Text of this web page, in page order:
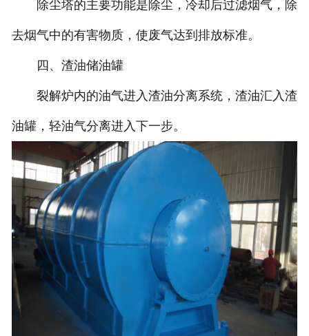
除尘塔的主要功能是除尘，冷却后过滤烟气，除
去烟气中的有害物质，使废气达到排放标准。
四、渣油储油罐
裂解炉内的油气进入渣油分离系统，渣油汇入渣
油罐，轻油气分离进入下一步。